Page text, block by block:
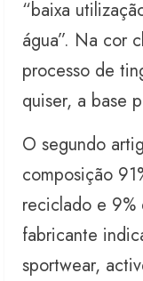
“baixa
água”. Na cor
processo de
quiser, a base
O segundo
composição
reciclado e
fabricante
sportwear,